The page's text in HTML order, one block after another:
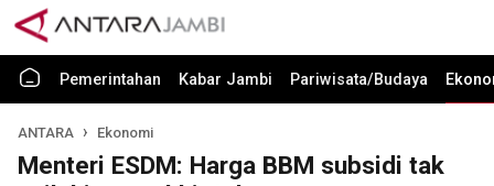
Pemerintahan Kabar Jambi Pariwisata/Budaya
ANTARA Ekonomi
Menteri ESDM: Harga BBM subsidi tak